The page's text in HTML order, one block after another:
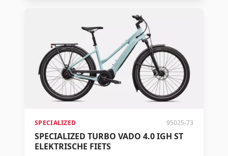
SPECIALIZED 95025-73
SPECIALIZED TURBO VADO 4.0 IGH ST
ELEKTRISCHE FIETS